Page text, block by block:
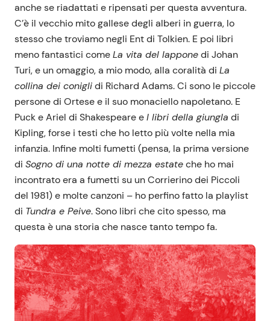
anche se riadattati e ripensati per questa avventura.
C’è il vecchio mito gallese degli alberi in guerra, lo
stesso che troviamo negli Ent di Tolkien. E poi libri
meno fantastici comeLa vita del lapponedi Johan
Turi, e un omaggio, a mio modo, alla coralità di La
collina dei coniglidi Richard Adams. Ci sono le piccole
persone di Ortese e il suo monaciello napoletano. E
Puck e Ariel di Shakespeare eI libri della giungla di
Kipling, forse i testi che ho letto più volte nella mia
infanzia. Infine molti fumetti (pensa, la prima versione
di Sogno di una notte di mezza estateche ho mai
incontrato era a fumetti su un Corrierino dei Piccoli
del 1981) e molte canzoni – ho perfino fatto la playlist
di Tundra e Peive. Sono libri che cito spesso, ma
questa è una storia che nasce tanto tempo fa.